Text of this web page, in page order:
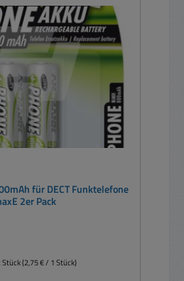
für DECT Funktelefone
maxE 2er Pack
Stück(2,75 € / 1 Stück)